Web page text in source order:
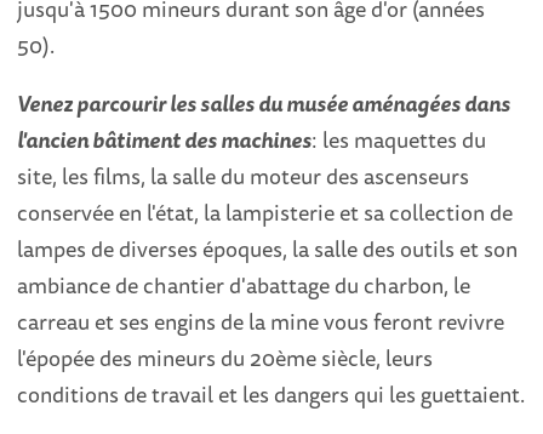
jusqu'à 1500 mineurs durant son âge d'or (années
50).
Venez parcourir les salles du musée aménagées dans
l'ancien bâtiment des machines: les maquettes du
site, les films, la salle du moteur des ascenseurs
conservée en l'état, la lampisterie et sa collection de
lampes de diverses époques, la salle des outils et son
ambiance de chantier d'abattage du charbon, le
carreau et ses engins de la mine vous feront revivre
l'épopée des mineurs du 20ème siècle, leurs
conditions de travail et les dangers qui les guettaient.